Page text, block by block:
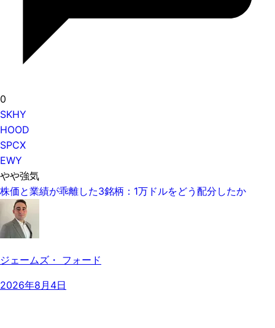
0
SKHY
HOOD
SPCX
EWY
やや強気
株価と業績が乖離した3銘柄：1万ドルをどう配分したか
ジェームズ・ フォード
2026年8月4日